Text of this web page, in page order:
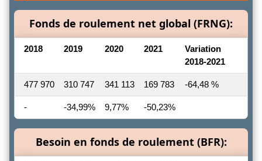
Fonds de roulement net global (FRNG):
2018 2019 2020 2021
Variation
2018-2021
477 970 310 747 341 113 169 783 -64,48 %
- -34,99% 9,77% -50,23%
Besoin en fonds de roulement (BFR):